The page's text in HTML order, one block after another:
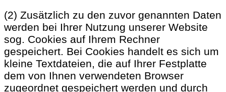
(2) Zusätzlich zu den zuvor genannten Daten
werden bei Ihrer Nutzung unserer Website
sog. Cookies auf Ihrem Rechner
gespeichert. Bei Cookies handelt es sich um
kleine Textdateien, die auf Ihrer Festplatte
dem von Ihnen verwendeten Browser
zugeordnet gespeichert werden und durch